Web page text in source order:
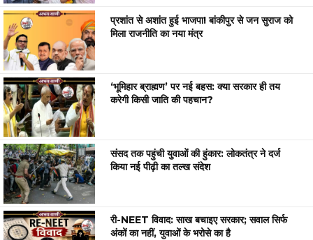
प्रशांत से अशांत हुई भाजपा! बांकीपुर से जन सुराज को
मिला राजनीति का नया मंत्र
‘भूमिहार ब्राह्मण’ पर नई बहस: क्या सरकार ही तय
करेगी किसी जाति की पहचान?
संसद तक पहुंची युवाओं की हुंकार: लोकतंत्र ने दर्ज
किया नई पीढ़ी का तल्ख संदेश
री-NEET विवाद: साख बचाइए सरकार; सवाल सिर्फ
अंकों का नहीं, युवाओं के भरोसे का है